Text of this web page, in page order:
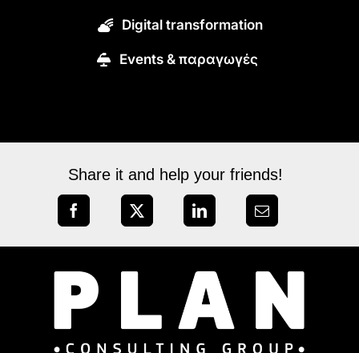
Digital transformation
Εvents & παραγωγές
Share it and help your friends!